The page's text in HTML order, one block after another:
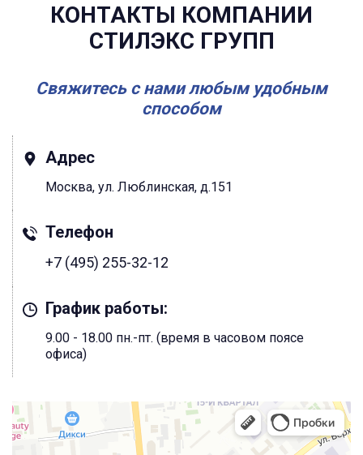
КОНТАКТЫ КОМПАНИИ
СТИЛЭКС ГРУПП
Свяжитесь с нами любым удобным
способом
Адрес
Москва, ул. Люблинская, д.151
Телефон
+7 (495) 255-32-12
График работы:
9.00 - 18.00 пн.-пт. (время в часовом поясе
офиса)